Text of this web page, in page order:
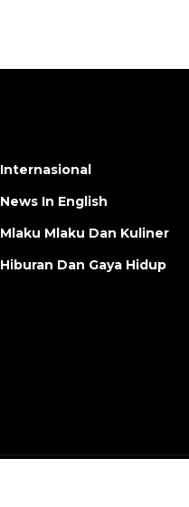
Internasional
News In English
Mlaku Mlaku Dan Kuliner
Hiburan Dan Gaya Hidup